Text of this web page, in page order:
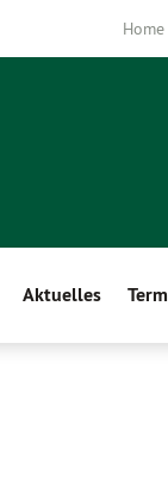
Home
Aktuelles